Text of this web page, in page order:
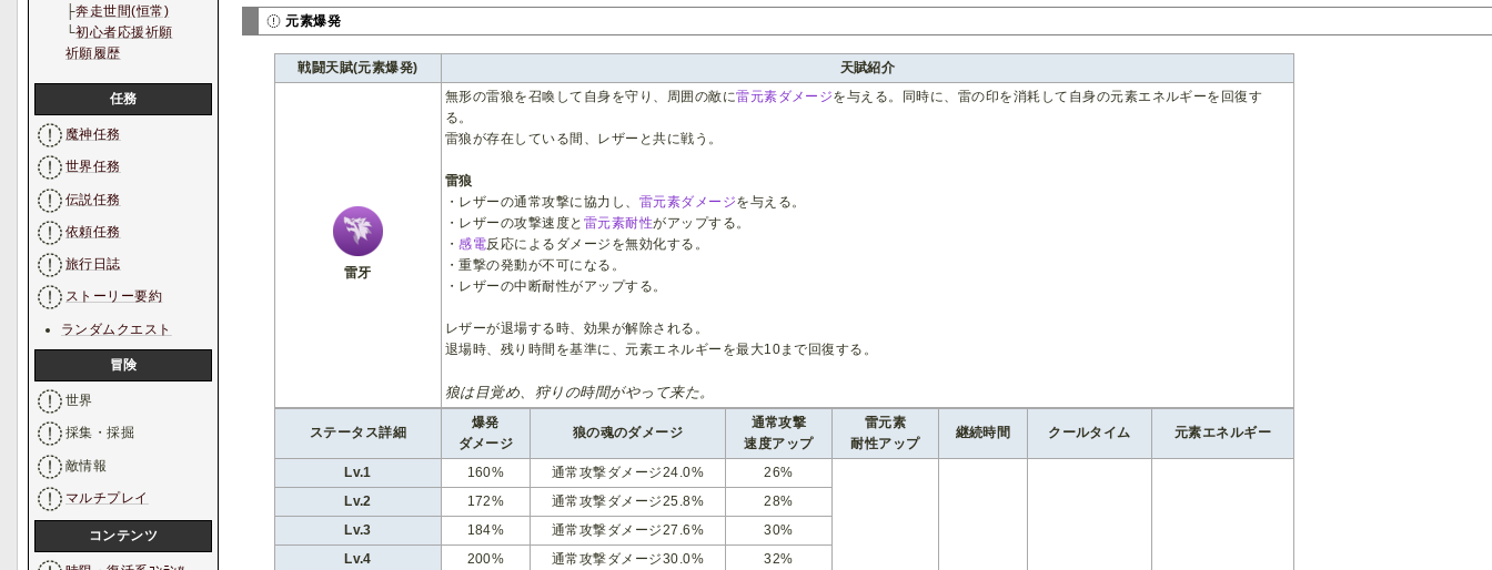
元素爆発
戦闘天賦(元素爆発) 天賦紹介
雷牙
無形の雷狼を召喚して自身を守り、周囲の敵に雷元素ダメージを与える。同時に、雷の印を消耗して自身の元素エネルギーを回復す
る。
雷狼が存在している間、レザーと共に戦う。
雷狼
・レザーの通常攻撃に協力し、 雷元素ダメージを与える。
・レザーの攻撃速度と 雷元素耐性がアップする。
・感電反応によるダメージを無効化する。
・重撃の発動が不可になる。
・レザーの中断耐性がアップする。
レザーが退場する時、効果が解除される。
退場時、残り時間を基準に、元素エネルギーを最大10まで回復する。
狼は目覚め、狩りの時間がやって来た。
ステータス詳細
爆発
ダメージ
狼の魂のダメージ
通常攻撃
速度アップ
雷元素
耐性アップ
継続時間 クールタイム 元素エネルギー
Lv.1 160% 通常攻撃ダメージ24.0%
26%
Lv.2
172% 通常攻撃ダメージ25.8%
28%
Lv.3
184% 通常攻撃ダメージ27.6%
30%
Lv.4
200% 通常攻撃ダメージ30.0% 32%
├奔走世間(恒常)
└初心者応援祈願
祈願履歴
任務
魔神任務
世界任務
伝説任務
依頼任務
旅行日誌
ストーリー要約
ランダムクエスト
冒険
世界
採集・採掘
敵情報
マルチプレイ
コンテンツ